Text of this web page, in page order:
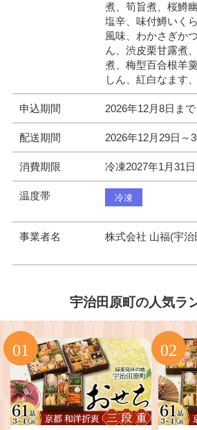
煮、筍旨煮、桜鱒
塩辛、味付鱒いく
風味、わかさぎか
ん、渋皮栗甘露煮
煮、梅型百合根羊
しん、紅白なます
申込期間 2026年12月8日まで
配送期間 2026年12月29日～
消費期限 冷凍2027年1月31日
温度帯 冷凍
事業者名 株式会社 山福(宇治
宇治田原町の人気ラ